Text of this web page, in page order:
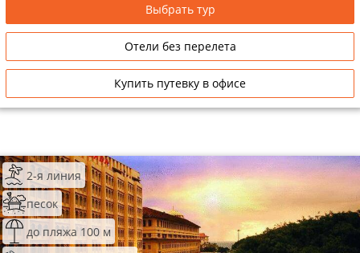
Выбрать тур
Отели без перелета
Купить путевку в офисе
2-я линия
песок
до пляжа 100 м